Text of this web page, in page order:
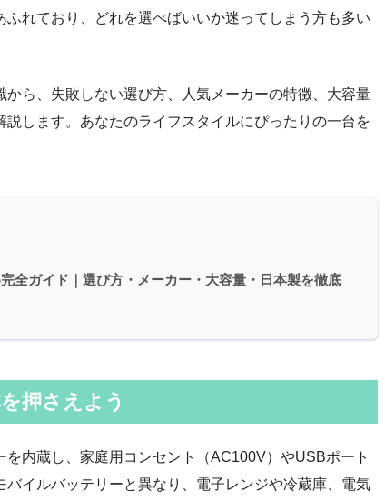
れており、どれを選べばいいか迷ってしまう方も多い
ら、失敗しない選び方、人気メーカーの特徴、大容量
します。あなたのライフスタイルにぴったりの一台を
全ガイド｜選び方・メーカー・大容量・日本製を徹底
押さえよう
内蔵し、家庭用コンセント（AC100V）やUSBポート
イルバッテリーと異なり、電子レンジや冷蔵庫、電気